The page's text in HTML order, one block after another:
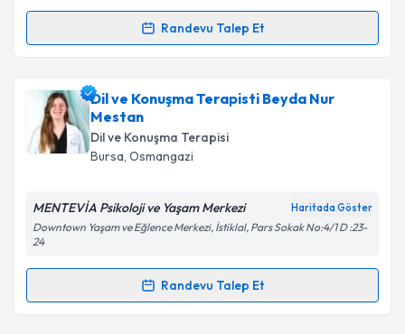
kapsamda işlenmesini kabul ediyorum.
Randevu Talep Et
Randevu Takvimi Talebi
Uzman Dil ve Konuşma Terapisti Ömer Özmen
için randevu takvimi talebi oluşturun. Size bu
uzmandan randevu almanız için bir takvim
hazırlandığında e-posta ile bilgilendireceğiz.
Kişisel verilerimin işlenmesine ilişkin
'ni okudum ve kişisel verilerimin belirtilen
Dil ve Konuşma Terapisti Beyda Nur
Mestan
Dil ve Konuşma Terapisi
Bursa, Osmangazi
MENTEVİA Psikoloji ve Yaşam Merkezi Haritada Göster
Downtown Yaşam ve Eğlence Merkezi, İstiklal, Pars Sokak No:4/1 D :23-
24
Randevu Talep Et
Randevu Takvimi Talebi